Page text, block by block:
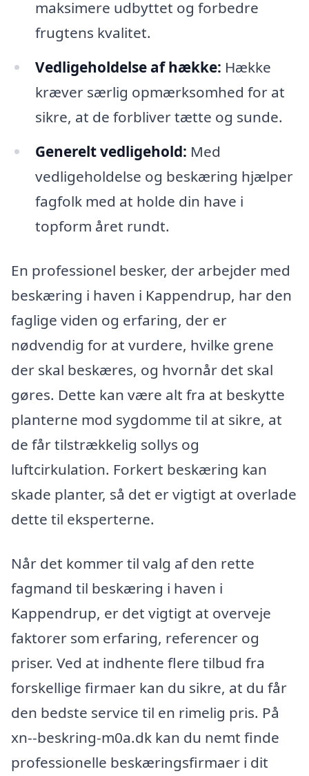
maksimere udbyttet og forbedre
frugtens kvalitet.
Vedligeholdelse af hække: Hække
kræver særlig opmærksomhed for at
sikre, at de forbliver tætte og sunde.
Generelt vedligehold: Med
vedligeholdelse og beskæring hjælper
fagfolk med at holde din have i
topform året rundt.
En professionel besker, der arbejder med
beskæring i haven i Kappendrup, har den
faglige viden og erfaring, der er
nødvendig for at vurdere, hvilke grene
der skal beskæres, og hvornår det skal
gøres. Dette kan være alt fra at beskytte
planterne mod sygdomme til at sikre, at
de får tilstrækkelig sollys og
luftcirkulation. Forkert beskæring kan
skade planter, så det er vigtigt at overlade
dette til eksperterne.
Når det kommer til valg af den rette
fagmand til beskæring i haven i
Kappendrup, er det vigtigt at overveje
faktorer som erfaring, referencer og
priser. Ved at indhente flere tilbud fra
forskellige firmaer kan du sikre, at du får
den bedste service til en rimelig pris. På
xn--beskring-m0a.dk kan du nemt finde
professionelle beskæringsfirmaer i dit